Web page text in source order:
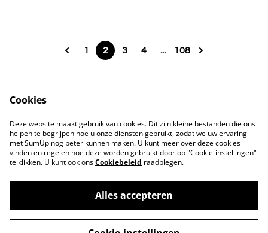
1 2 3 4 ... 108
Contact
Voorwaarden
Privacybeleid
Cookiebeleid
©2026Markthuis Friesland
Cookies
Deze website maakt gebruik van cookies. Dit zijn kleine bestanden die ons
helpen te begrijpen hoe u onze diensten gebruikt, zodat we uw ervaring
met SumUp nog beter kunnen maken. U kunt meer over deze cookies
vinden en regelen hoe deze worden gebruikt door op "Cookie-instellingen"
te klikken. U kunt ook onsCookiebeleid raadplegen.
Alles accepteren